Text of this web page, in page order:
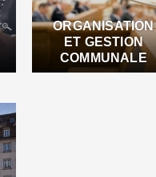
ORGANISATION
ET GESTION
COMMUNALE